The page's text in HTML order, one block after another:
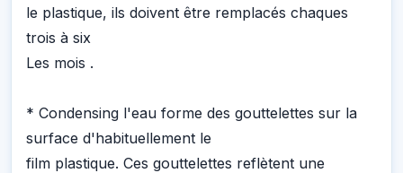
le plastique, ils doivent être remplacés chaques
trois à six
Les mois .
* Condensing l'eau forme des gouttelettes sur la
surface d'habituellement le
film plastique. Ces gouttelettes reflètent une